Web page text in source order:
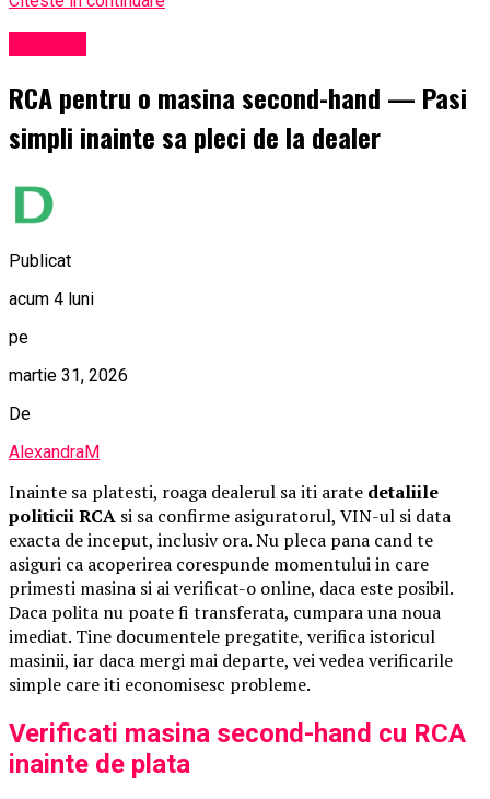
RCA pentru o masina second-hand — Pasi
simpli inainte sa pleci de la dealer
Publicat
acum 4 luni
pe
martie 31, 2026
De
AlexandraM
Inainte sa platesti, roaga dealerul sa iti arate detaliile
politicii RCA si sa confirme asiguratorul, VIN-ul si data
exacta de inceput, inclusiv ora. Nu pleca pana cand te
asiguri ca acoperirea corespunde momentului in care
primesti masina si ai verificat-o online, daca este posibil.
Daca polita nu poate fi transferata, cumpara una noua
imediat. Tine documentele pregatite, verifica istoricul
masinii, iar daca mergi mai departe, vei vedea verificarile
simple care iti economisesc probleme.
Verificati masina second-hand cu RCA
inainte de plata